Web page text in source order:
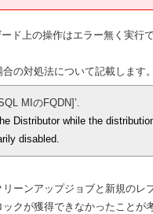
ド上の操作はエラー無く実
の対処法について記載します
MIのFQDN]’.
Distributor while the
disabled.
ーンアップジョブと新規の
クが獲得できなかったことが